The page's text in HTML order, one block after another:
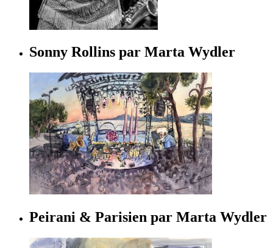
Sonny Rollins par Marta Wydler
Peirani & Parisien par Marta Wydler